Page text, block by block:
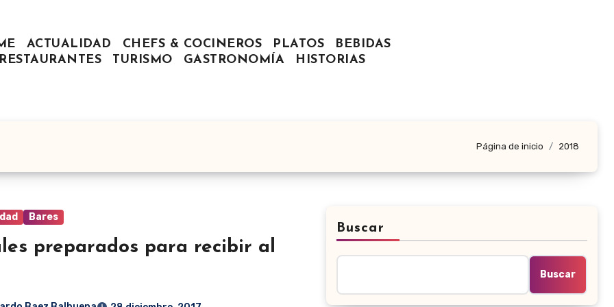
ACTUALIDAD CHEFS & COCINEROS PLATOS
BEBIDAS
RESTAURANTES
TURISMO GASTRONOMÍA HISTORIAS
Página de inicio 2018
Bares
preparados para recibir al
Buscar
Buscar